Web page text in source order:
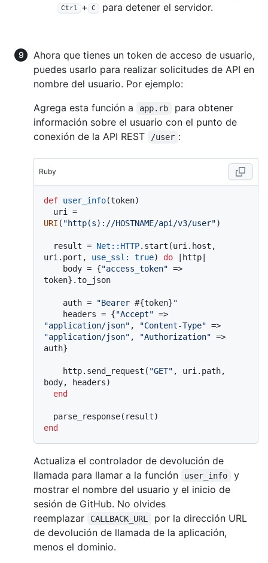
Ctrl + C para detener el servidor.
Ahora que tienes un token de acceso de usuario,
puedes usarlo para realizar solicitudes de API en
nombre del usuario. Por ejemplo:
Agrega esta función a
app.rb
para obtener
información sobre el usuario con el punto de
conexión de la API REST
/user :
Ruby
def user_info(token)
URI ( "http(s)://HOSTNAME/api/v3/user")
  result =
Net : :HTTP.start(uri.host,
uri.port, use_ssl: true) do http
    body = {
"access_token" =>
token}.to_json
    auth =
"Bearer #{token}"
    headers = {
"Accept"
"application/json" , "Content-Type"
"application/json" , "Authorization" =>
auth}
    http.send_request(
"GET" , uri.path,
body, headers)
end
end
Actualiza el controlador de devolución de
llamada para llamar a la función
user_info
y
mostrar el nombre del usuario y el inicio de
sesión de GitHub. No olvides
reemplazar
CALLBACK_URL
por la dirección URL
de devolución de llamada de la aplicación,
menos el dominio.